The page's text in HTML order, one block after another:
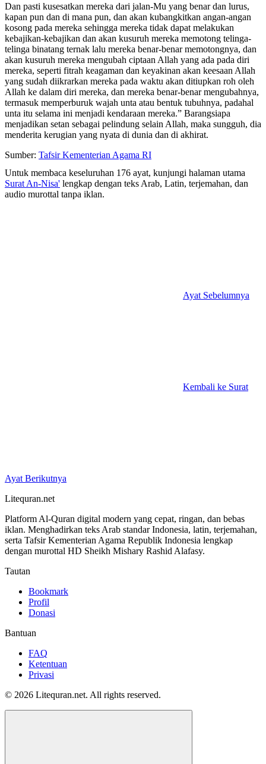
Dan pasti kusesatkan mereka dari jalan-Mu yang benar dan lurus,
kapan pun dan di mana pun, dan akan kubangkitkan angan-angan
kosong pada mereka sehingga mereka tidak dapat melakukan
kebajikan-kebajikan dan akan kusuruh mereka memotong telinga-
telinga binatang ternak lalu mereka benar-benar memotongnya, dan
akan kusuruh mereka mengubah ciptaan Allah yang ada pada diri
mereka, seperti fitrah keagaman dan keyakinan akan keesaan Allah
yang sudah diikrarkan mereka pada waktu akan ditiupkan roh oleh
Allah ke dalam diri mereka, dan mereka benar-benar mengubahnya,
termasuk memperburuk wajah unta atau bentuk tubuhnya, padahal
unta itu selama ini menjadi kendaraan mereka.” Barangsiapa
menjadikan setan sebagai pelindung selain Allah, maka sungguh, dia
menderita kerugian yang nyata di dunia dan di akhirat.
Sumber: Tafsir Kementerian Agama RI
Untuk membaca keseluruhan 176 ayat, kunjungi halaman utama
Surat An-Nisa' lengkap dengan teks Arab, Latin, terjemahan, dan
audio murottal tanpa iklan.
Ayat Sebelumnya
Kembali ke Surat
Ayat Berikutnya
Litequran.net
Platform Al-Quran digital modern yang cepat, ringan, dan bebas
iklan. Menghadirkan teks Arab standar Indonesia, latin, terjemahan,
serta Tafsir Kementerian Agama Republik Indonesia lengkap
dengan murottal HD Sheikh Mishary Rashid Alafasy.
Tautan
Bookmark
Profil
Donasi
Bantuan
FAQ
Ketentuan
Privasi
© 2026 Litequran.net. All rights reserved.